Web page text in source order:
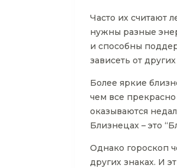
Часто их считают
нужны разные
и способны
зависеть от
Более яркие
чем все
оказываются
Близнецах – это
Однако гороскоп
других знаках. И